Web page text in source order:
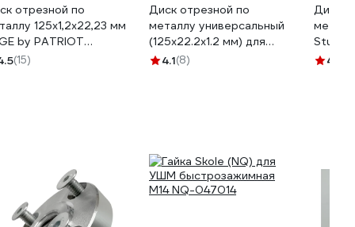
отрезной по
125х1,2х22,23 мм
by PATRIOT
(15)
Диск отрезной по
металлу универсальный
(125x22.2х1.2 мм) для
УШМ Росомаха 412125
4.1(8)
Диск
Sturm
4.3